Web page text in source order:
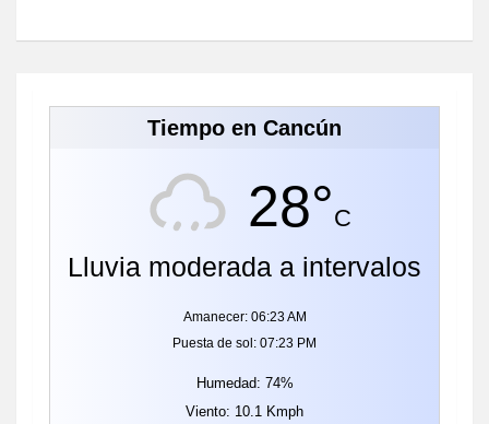
Tiempo en Cancún
28°C
Lluvia moderada a intervalos
Amanecer: 06:23 AM
Puesta de sol: 07:23 PM
Humedad: 74%
Viento: 10.1 Kmph